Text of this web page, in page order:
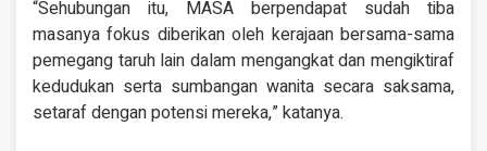
“Sehubungan itu, MASA berpendapat sudah tiba
masanya fokus diberikan oleh kerajaan bersama-sama
pemegang taruh lain dalam mengangkat dan mengiktiraf
kedudukan serta sumbangan wanita secara saksama,
setaraf dengan potensi mereka,” katanya.